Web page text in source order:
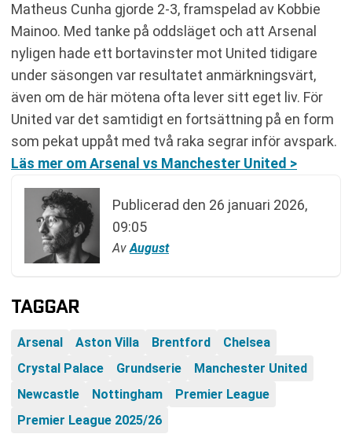
Matheus Cunha gjorde 2-3, framspelad av Kobbie
Mainoo. Med tanke på oddsläget och att Arsenal
nyligen hade ett bortavinster mot United tidigare
under säsongen var resultatet anmärkningsvärt,
även om de här mötena ofta lever sitt eget liv. För
United var det samtidigt en fortsättning på en form
som pekat uppåt med två raka segrar inför avspark.
Läs mer om Arsenal vs Manchester United >
Publicerad den 26 januari 2026,
09:05
Av August
TAGGAR
Arsenal Aston Villa Brentford
Chelsea
Crystal Palace
Grundserie
Manchester United
Newcastle
Nottingham
Premier League
Premier League 2025/26